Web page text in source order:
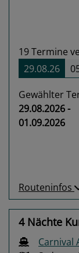
19Termine
29.08.26
Gewählter
29.08.2026 -
01.09.2026
Routeninfos
4 Nächte
Carnival